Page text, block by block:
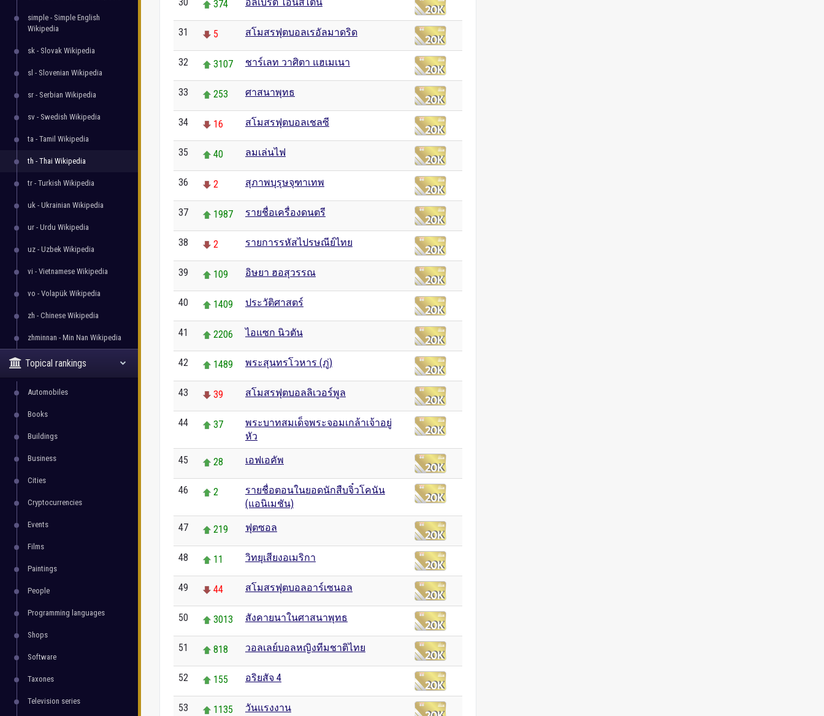
simple - Simple English
Wikipedia
sk - Slovak Wikipedia
sl - Slovenian Wikipedia
sr - Serbian Wikipedia
sv - Swedish Wikipedia
ta - Tamil Wikipedia
th - Thai Wikipedia
tr - Turkish Wikipedia
uk - Ukrainian Wikipedia
ur - Urdu Wikipedia
uz - Uzbek Wikipedia
vi - Vietnamese Wikipedia
vo - Volapük Wikipedia
zh - Chinese Wikipedia
zhminnan - Min Nan Wikipedia
Topical rankings
Automobiles
Books
Buildings
Business
Cities
Cryptocurrencies
Events
Films
Paintings
People
Programming languages
Shops
Software
Taxones
Television series
374
31 5 สโมสรฟุตบอลเรอัลมาดริด
32 3107 ชาร์เลท วาศิตา แฮเมเนา
33 253 ศาสนาพุทธ
34 16 สโมสรฟุตบอลเชลซี
35 40 ลมเล่นไฟ
36 2 สุภาพบุรุษจุฑาเทพ
37 1987 รายชื่อเครื่องดนตรี
38 2 รายการรหัสไปรษณีย์ไทย
39 109 อิษยา ฮอสุวรรณ
40 1409 ประวัติศาสตร์
41 2206 ไอแซก นิวตัน
42 1489 พระสุนทรโวหาร (ภู่)
43 39 สโมสรฟุตบอลลิเวอร์พูล
44 37
พระบาทสมเด็จพระจอมเกล้าเจ้าอยู่
หัว
45 28 เอฟเอคัพ
46 2
รายชื่อตอนในยอดนักสืบจิ๋วโคนัน
(แอนิเมชัน)
47 219 ฟุตซอล
48 11 วิทยุเสียงอเมริกา
49 44 สโมสรฟุตบอลอาร์เซนอล
50 3013 สังคายนาในศาสนาพุทธ
51 818 วอลเลย์บอลหญิงทีมชาติไทย
52 155 อริยสัจ 4
53 1135 วันแรงงาน